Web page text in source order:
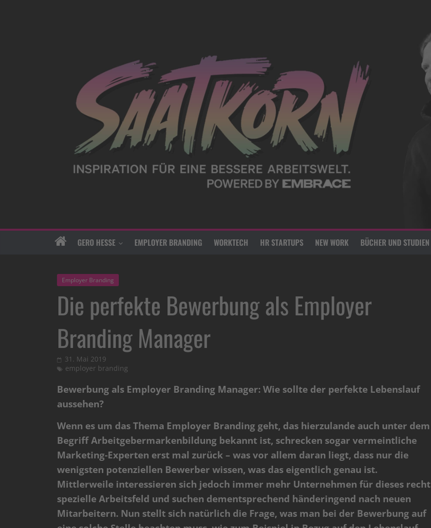
GERO HESSE EMPLOYER BRANDING WORKTECH HR STARTUPS NEW WORK BÜCHER UND STUDIEN
Employer Branding
Die perfekte Bewerbung als Employer
Branding Manager
31. Mai 2019
employer branding
Bewerbung als Employer Branding Manager: Wie sollte der perfekte Lebenslauf
aussehen?
Wenn es um das Thema Employer Branding geht, das hierzulande auch unter dem
Begriff Arbeitgebermarkenbildung bekannt ist, schrecken sogar vermeintliche
Marketing-Experten erst mal zurück – was vor allem daran liegt, dass nur die
wenigsten potenziellen Bewerber wissen, was das eigentlich genau ist.
Mittlerweile interessieren sich jedoch immer mehr Unternehmen für dieses recht
spezielle Arbeitsfeld und suchen dementsprechend händeringend nach neuen
Mitarbeitern. Nun stellt sich natürlich die Frage, was man bei der Bewerbung auf